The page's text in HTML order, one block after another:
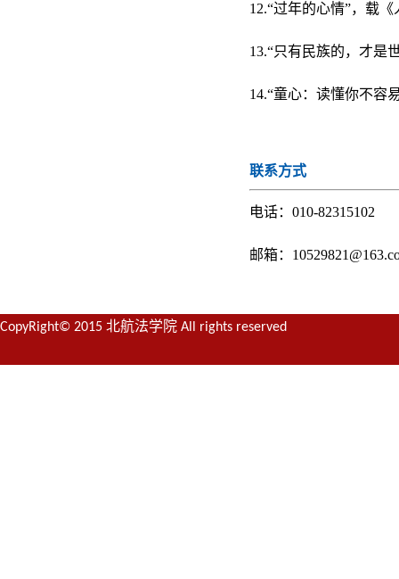
12.“过年的心情”，载
13.“只有民族的，才是
14.“童心：读懂你不容
联系方式
电话：010-82315102
邮箱：
CopyRight© 2015 北航法学院 All rights reserved